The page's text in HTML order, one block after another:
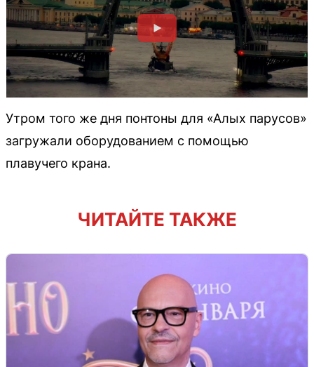
Утром того же дня понтоны для «Алых парусов»
загружали оборудованием с помощью
плавучего крана.
ЧИТАЙТЕ ТАКЖЕ